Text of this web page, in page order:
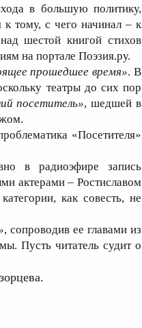
в большую политику,
к тому, с чего начинал – к
шестой книгой стихов
на портале Поэзия.ру.
прошедшее время». В
театры до сих пор
посетитель», шедшей в
«Посетителя»
в радиоэфире запись
актерами – Ростиславом
как совесть, не
, сопроводив ее главами из
Пусть читатель судит о